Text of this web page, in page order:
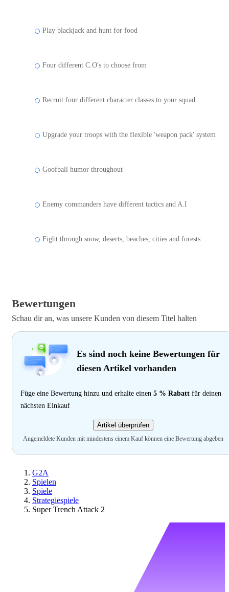
Play blackjack and hunt for food
Four different C.O's to choose from
Recruit four different character classes to your squad
Upgrade your troops with the flexible 'weapon pack' system
Goofball humor throughout
Enemy commanders have different tactics and A.I
Fight through snow, deserts, beaches, cities and forests
Bewertungen
Schau dir an, was unsere Kunden von diesem Titel halten
Es sind noch keine Bewertungen für
diesen Artikel vorhanden
Füge eine Bewertung hinzu und erhalte einen 5 % Rabatt für deinen
nächsten Einkauf
Artikel überprüfen
Angemeldete Kunden mit mindestens einem Kauf können eine Bewertung abgeben
G2A
Spielen
Spiele
Strategiespiele
Super Trench Attack 2